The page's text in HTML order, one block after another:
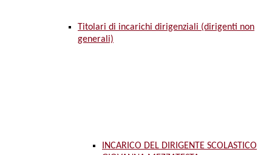
Titolari di incarichi dirigenziali (dirigenti non
generali)
INCARICO DEL DIRIGENTE SCOLASTICO